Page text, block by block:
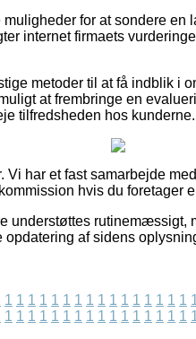
for at sondere
internet firmaets
metoder til at få indblik i
at frembringe en
tilfredsheden hos kunderne.
har et fast samarbejde
hvis du foretager
understøttes rutinemæssigt,
opdatering af sidens
1 1 1 1 1 1 1 1 1 1 1 1 1 1 1 1
1 1 1 1 1 1 1 1 1 1 1 1 1 1 1 1